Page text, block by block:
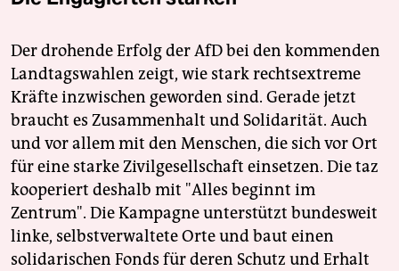
Der drohende Erfolg der AfD bei den kommenden
Landtagswahlen zeigt, wie stark rechtsextreme
Kräfte inzwischen geworden sind. Gerade jetzt
braucht es Zusammenhalt und Solidarität. Auch
und vor allem mit den Menschen, die sich vor Ort
für eine starke Zivilgesellschaft einsetzen. Die taz
kooperiert deshalb mit "Alles beginnt im
Zentrum". Die Kampagne unterstützt bundesweit
linke, selbstverwaltete Orte und baut einen
solidarischen Fonds für deren Schutz und Erhalt